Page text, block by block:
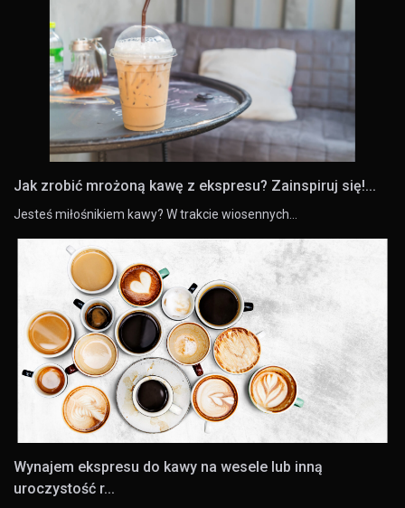
Jak zrobić mrożoną kawę z ekspresu? Zainspiruj się!...
Jesteś miłośnikiem kawy? W trakcie wiosennych…
Wynajem ekspresu do kawy na wesele lub inną
uroczystość r...